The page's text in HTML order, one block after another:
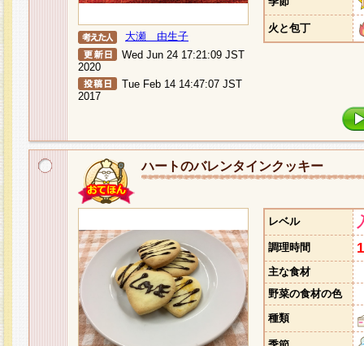
大瀬 由生子
Wed Jun 24 17:21:09 JST
2020
Tue Feb 14 14:47:07 JST
2017
火と包丁
ハートのバレンタインクッキー
レベル
調理時間
主な食材
野菜の食材の色
種類